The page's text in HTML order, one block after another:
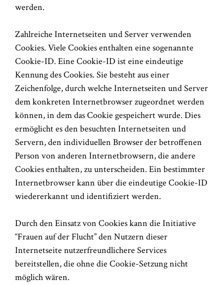
werden.
Zahlreiche Internetseiten und Server verwenden
Cookies. Viele Cookies enthalten eine sogenannte
Cookie-ID. Eine Cookie-ID ist eine eindeutige
Kennung des Cookies. Sie besteht aus einer
Zeichenfolge, durch welche Internetseiten und Server
dem konkreten Internetbrowser zugeordnet werden
können, in dem das Cookie gespeichert wurde. Dies
ermöglicht es den besuchten Internetseiten und
Servern, den individuellen Browser der betroffenen
Person von anderen Internetbrowsern, die andere
Cookies enthalten, zu unterscheiden. Ein bestimmter
Internetbrowser kann über die eindeutige Cookie-ID
wiedererkannt und identifiziert werden.
Durch den Einsatz von Cookies kann die Initiative
“Frauen auf der Flucht” den Nutzern dieser
Internetseite nutzerfreundlichere Services
bereitstellen, die ohne die Cookie-Setzung nicht
möglich wären.